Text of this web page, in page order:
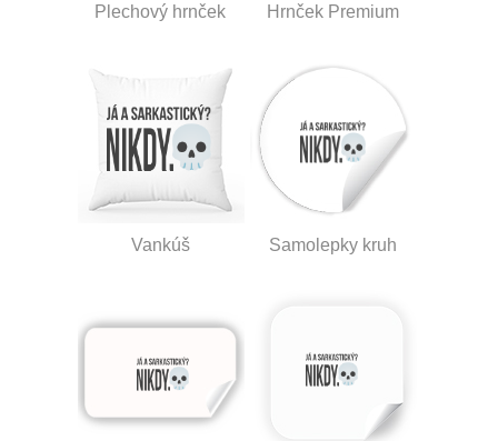
Plechový hrnček Hrnček Premium
Vankúš Samolepky kruh